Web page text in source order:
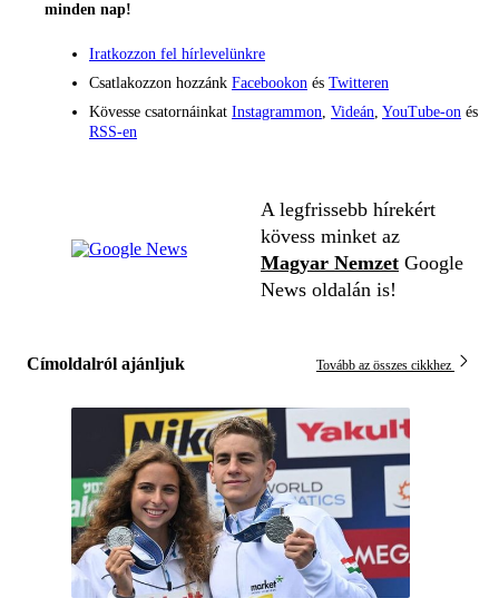
minden nap!
Iratkozzon fel hírlevelünkre
Csatlakozzon hozzánk Facebookon és Twitteren
Kövesse csatornáinkat Instagrammon, Videán, YouTube-on és
RSS-en
A legfrissebb hírekért
kövess minket az
Magyar Nemzet Google
News oldalán is!
Címoldalról ajánljuk Tovább az összes cikkhez